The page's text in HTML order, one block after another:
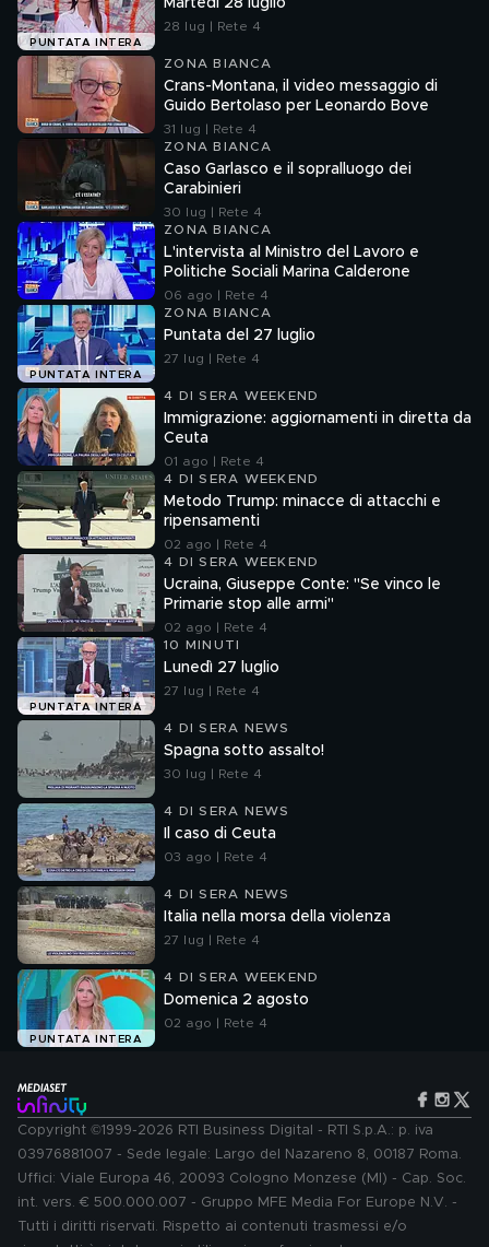
PUNTATA INTERA
Martedì 28 luglio
28 lug | Rete 4
ZONA BIANCA
Crans-Montana, il video messaggio di
Guido Bertolaso per Leonardo Bove
31 lug | Rete 4
ZONA BIANCA
Caso Garlasco e il sopralluogo dei
Carabinieri
30 lug | Rete 4
ZONA BIANCA
L'intervista al Ministro del Lavoro e
Politiche Sociali Marina Calderone
06 ago | Rete 4
PUNTATA INTERA
ZONA BIANCA
Puntata del 27 luglio
27 lug | Rete 4
4 DI SERA WEEKEND
Immigrazione: aggiornamenti in diretta da
Ceuta
01 ago | Rete 4
4 DI SERA WEEKEND
Metodo Trump: minacce di attacchi e
ripensamenti
02 ago | Rete 4
4 DI SERA WEEKEND
Ucraina, Giuseppe Conte: "Se vinco le
Primarie stop alle armi"
02 ago | Rete 4
PUNTATA INTERA
10 MINUTI
Lunedì 27 luglio
27 lug | Rete 4
4 DI SERA NEWS
Spagna sotto assalto!
30 lug | Rete 4
4 DI SERA NEWS
Il caso di Ceuta
03 ago | Rete 4
4 DI SERA NEWS
Italia nella morsa della violenza
27 lug | Rete 4
PUNTATA INTERA
4 DI SERA WEEKEND
Domenica 2 agosto
02 ago | Rete 4
Copyright ©1999-2026 RTI Business Digital - RTI S.p.A.: p. iva
03976881007 - Sede legale: Largo del Nazareno 8, 00187 Roma.
Uffici: Viale Europa 46, 20093 Cologno Monzese (MI) - Cap. Soc.
int. vers. € 500.000.007 - Gruppo MFE Media For Europe N.V. -
Tutti i diritti riservati. Rispetto ai contenuti trasmessi e/o